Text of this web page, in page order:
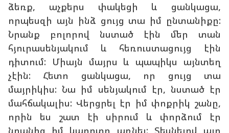
ձեռք, աչքերս փակեցի և ցանկացա,
որպեսզի այն ինձ ցույց տա իմ ընտանիքը:
Նրանք բոլորով նստած էին մեր տան
հյուրասենյակում և հեռուստացույց էին
դիտում: Միայն մայրս և պապիկս այնտեղ
չէին: Հետո ցանկացա, որ ցույց տա
մայրիկիս: Նա իմ սենյակում էր, նստած էր
մահճակալիս: Վերցրել էր իմ փոքրիկ շանը,
որին ես շատ էի սիրում և փորձում էր
նրանից իմ կարոտը առնել: Տեսնելով այդ